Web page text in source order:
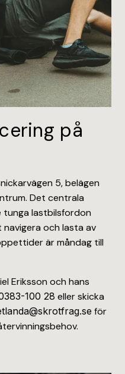
på
5, belägen
Det centrala
lastbilsfordon
och lasta av
är måndag till
Eriksson och hans
100 28 eller skicka
för